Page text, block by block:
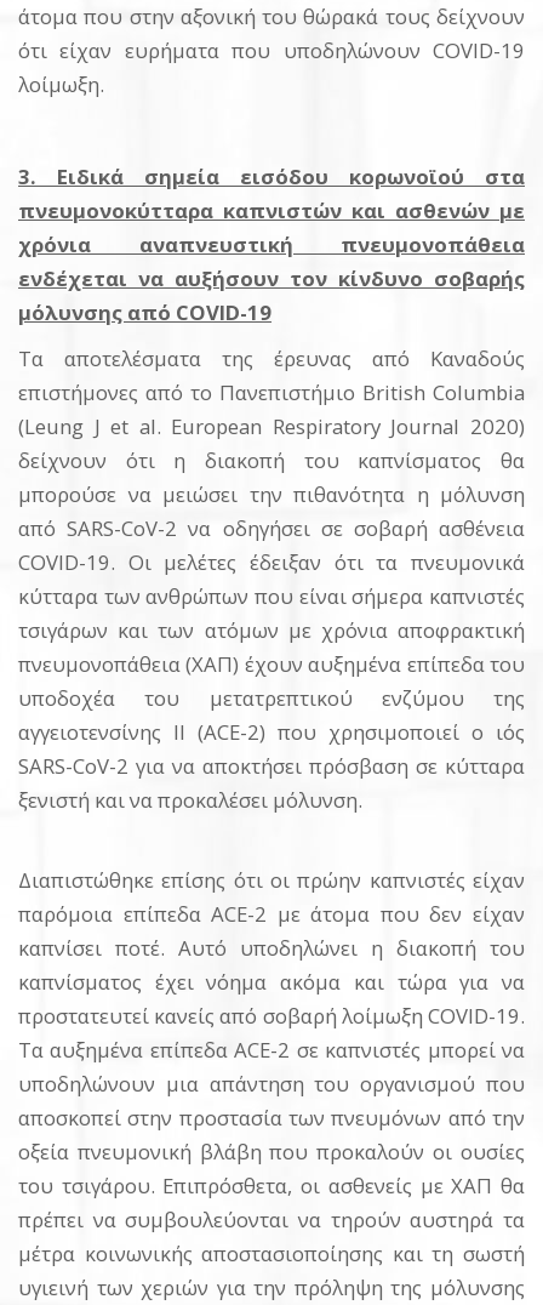
άτομα που στην αξονική του θώρακά τους δείχνουν
ότι είχαν ευρήματα που υποδηλώνουν COVID-19
λοίμωξη.
3. Ειδικά σημεία εισόδου κορωνοϊού στα
πνευμονοκύτταρα καπνιστών και ασθενών με
χρόνια αναπνευστική πνευμονοπάθεια
ενδέχεται να αυξήσουν τον κίνδυνο σοβαρής
μόλυνσης από COVID-19
Τα αποτελέσματα της έρευνας από Καναδούς
επιστήμονες από το Πανεπιστήμιο British Columbia
(Leung J et al. European Respiratory Journal 2020)
δείχνουν ότι η διακοπή του καπνίσματος θα
μπορούσε να μειώσει την πιθανότητα η μόλυνση
από SARS-CoV-2 να οδηγήσει σε σοβαρή ασθένεια
COVID-19. Οι μελέτες έδειξαν ότι τα πνευμονικά
κύτταρα των ανθρώπων που είναι σήμερα καπνιστές
τσιγάρων και των ατόμων με χρόνια αποφρακτική
πνευμονοπάθεια (ΧΑΠ) έχουν αυξημένα επίπεδα του
υποδοχέα του μετατρεπτικού ενζύμου της
αγγειοτενσίνης ΙΙ (ACE-2) που χρησιμοποιεί ο ιός
SARS-CoV-2 για να αποκτήσει πρόσβαση σε κύτταρα
ξενιστή και να προκαλέσει μόλυνση.
Διαπιστώθηκε επίσης ότι οι πρώην καπνιστές είχαν
παρόμοια επίπεδα ACE-2 με άτομα που δεν είχαν
καπνίσει ποτέ. Αυτό υποδηλώνει η διακοπή του
καπνίσματος έχει νόημα ακόμα και τώρα για να
προστατευτεί κανείς από σοβαρή λοίμωξη COVID-19.
Τα αυξημένα επίπεδα ACE-2 σε καπνιστές μπορεί να
υποδηλώνουν μια απάντηση του οργανισμού που
αποσκοπεί στην προστασία των πνευμόνων από την
οξεία πνευμονική βλάβη που προκαλούν οι ουσίες
του τσιγάρου. Επιπρόσθετα, οι ασθενείς με ΧΑΠ θα
πρέπει να συμβουλεύονται να τηρούν αυστηρά τα
μέτρα κοινωνικής αποστασιοποίησης και τη σωστή
υγιεινή των χεριών για την πρόληψη της μόλυνσης